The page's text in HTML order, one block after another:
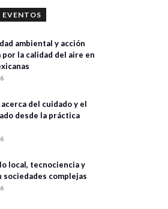
EVENTOS
ambiental y acción
la calidad del aire en
del cuidado y el
desde la práctica
local, tecnociencia y
sociedades complejas